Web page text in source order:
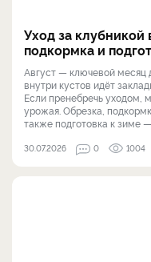
Уход за клубникой
подкормка и
Август — ключевой месяц
внутри кустов идёт
Если пренебречь уходом,
урожая. Обрезка,
также подготовка к зиме —
30.07.2026 0 1004